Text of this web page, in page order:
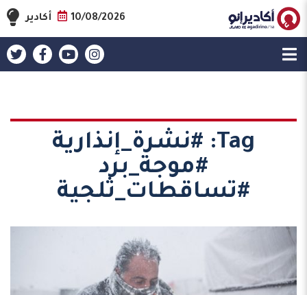
10/08/2026 أكادير
Tag:
#نشرة_إنذارية
#موجة_برد
#تساقطات_ثلجية